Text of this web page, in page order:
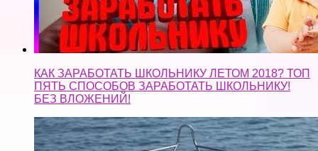
КАК ЗАРАБОТАТЬ ШКОЛЬНИКУ ЛЕТОМ 2018? ТОП
ПЯТЬ СПОСОБОВ ЗАРАБОТАТЬ ШКОЛЬНИКУ!
БЕЗ ВЛОЖЕНИЙ!